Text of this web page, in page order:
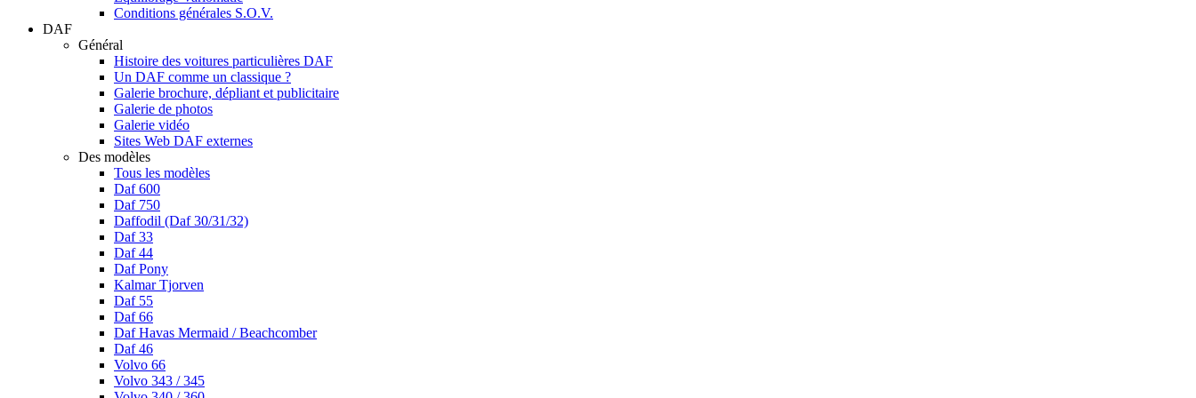
Conditions générales S.O.V.
DAF
Général
Histoire des voitures particulières DAF
Un DAF comme un classique ?
Galerie brochure, dépliant et publicitaire
Galerie de photos
Galerie vidéo
Sites Web DAF externes
Des modèles
Tous les modèles
Daf 600
Daf 750
Daffodil (Daf 30/31/32)
Daf 33
Daf 44
Daf Pony
Kalmar Tjorven
Daf 55
Daf 66
Daf Havas Mermaid / Beachcomber
Daf 46
Volvo 66
Volvo 343 / 345